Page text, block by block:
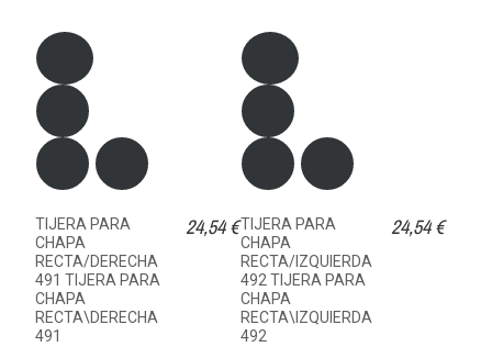
TIJERA PARA
CHAPA
RECTA/DERECHA
491 TIJERA PARA
CHAPA
RECTA\DERECHA
491
24,54 €TIJERA PARA
CHAPA
RECTA/IZQUIERDA
492 TIJERA PARA
CHAPA
RECTA\IZQUIERDA
492
24,54 €